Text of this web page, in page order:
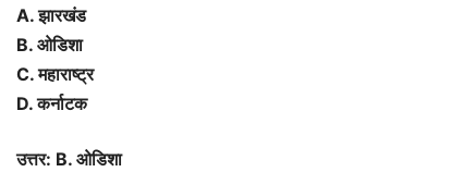
A. झारखंड
B. ओडिशा
C. महाराष्ट्र
D. कर्नाटक
उत्तर: B. ओडिशा